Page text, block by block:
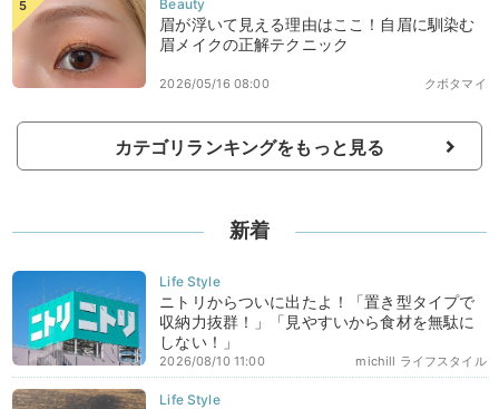
眉が浮いて見える理由はここ！自眉に馴染む
眉メイクの正解テクニック
クボタマイ
2026/05/16 08:00
カテゴリランキングをもっと見る
新着
ニトリからついに出たよ！「置き型タイプで
収納力抜群！」「見やすいから食材を無駄に
しない！」
michill ライフスタイル
2026/08/10 11:00